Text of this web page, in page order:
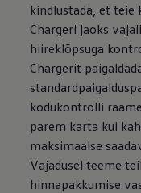
kindlustada, et teie
Chargeri jaoks
hiireklõpsuga
Chargerit
kodukontrolli
parem karta kui
maksimaalse
Vajadusel teeme
hinnapakkumise